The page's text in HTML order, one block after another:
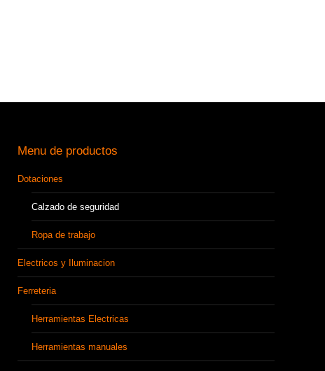
Menu de productos
Dotaciones
Calzado de seguridad
Ropa de trabajo
Electricos y Iluminacion
Ferreteria
Herramientas Electricas
Herramientas manuales